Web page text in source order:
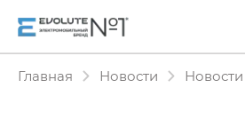
Главная Новости Новости